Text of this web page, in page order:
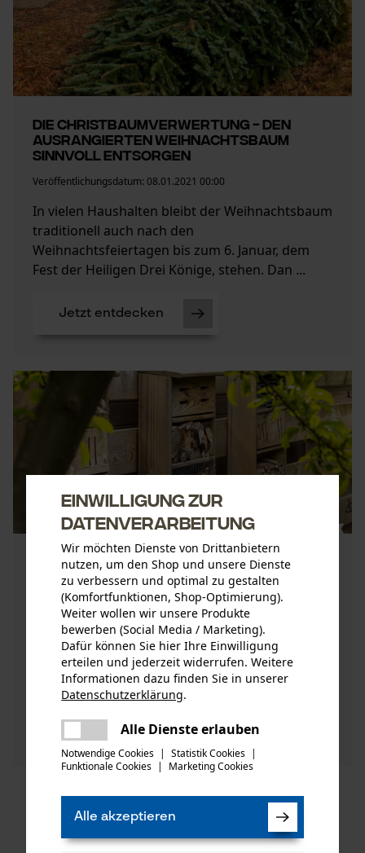
Die Christbaumverwertung - Den
ausrangierten Weihnachtsbaum
sinnvoll entsorgen
Veröffentlichungsdatum: 08.01.2021 00:00
In vielen Haushalten bleibt der Weihnachtsbaum
traditionell auch nach den
Weihnachtsfeiertagen bis zum 6. Januar, dem
Fest der Heiligen Drei Könige, stehen. Dan ...
Jetzt entdecken
Naturschutz im Garten: Top Tipps für
einen insektenfreundlichen
Schrebergarten
Viel Bienenarten wie Honig- und Wildbienen sind
elementar für den Erhalt unserer ökologischen
Pflanzenvielfalt. Im Ratgeber erfahrt ihr worauf
es beim Naturschu ...
Jetzt entdecken
Einwilligung zur
Datenverarbeitung
Wir möchten Dienste von Drittanbietern
nutzen, um den Shop und unsere Dienste
zu verbessern und optimal zu gestalten
(Komfortfunktionen, Shop-Optimierung).
Weiter wollen wir unsere Produkte
bewerben (Social Media / Marketing).
Dafür können Sie hier Ihre Einwilligung
erteilen und jederzeit widerrufen. Weitere
Informationen dazu finden Sie in unserer
Datenschutzerklärung.
Alle Dienste erlauben
Notwendige Cookies | Statistik Cookies |
Funktionale Cookies | Marketing Cookies
Alle akzeptieren
Es ist ein Fehler aufgetreten. Bitte
versuchen Sie es erneut.
mail